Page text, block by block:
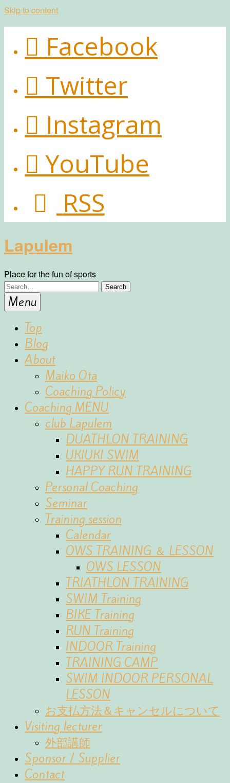
Skip to content
Facebook
Twitter
Instagram
YouTube
RSS
Lapulem
Place for the fun of sports
Menu
Top
Blog
About
Maiko Ota
Coaching Policy
Coaching MENU
club Lapulem
DUATHLON TRAINING
UKIUKI SWIM
HAPPY RUN TRAINING
Personal Coaching
Seminar
Training session
Calendar
OWS TRAINING ＆ LESSON
OWS LESSON
TRIATHLON TRAINING
SWIM Training
BIKE Training
RUN Training
INDOOR Training
TRAINING CAMP
SWIM INDOOR PERSONAL
LESSON
お支払方法＆キャンセルについて
Visiting lecturer
外部講師
Sponsor / Supplier
Contact